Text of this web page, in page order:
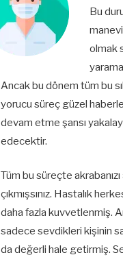
Bu
olmak
Ancak bu dönem tüm bu
yorucu süreç güzel
devam etme şansı
edecektir.
Tüm bu süreçte
çıkmışsınız. Hastalık
daha fazla kuvvetlenmiş.
sadece sevdikleri kişinin
da değerli hale getirmiş.